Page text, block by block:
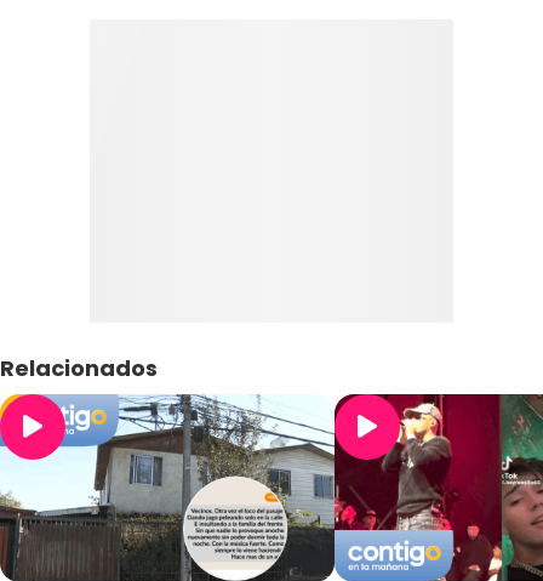
Relacionados